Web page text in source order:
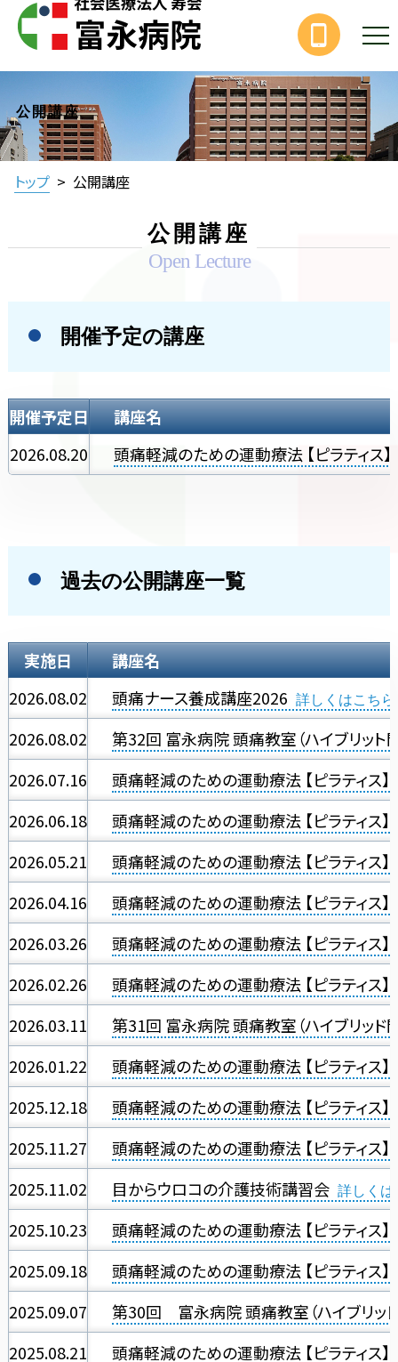
公開講座
トップ > 公開講座
公開講座
Open Lecture
開催予定の講座
開催予定日
講座名
2026.08.20
頭痛軽減のための運動療法 【ピラティス
過去の公開講座一覧
実施日
講座名
2026.08.02
頭痛ナース養成講座2026
2026.08.02
第32回 富永病院 頭痛教室（ハイブリット
2026.07.16
頭痛軽減のための運動療法 【ピラティス】
2026.06.18
頭痛軽減のための運動療法 【ピラティス】
2026.05.21
頭痛軽減のための運動療法 【ピラティス】
2026.04.16
頭痛軽減のための運動療法 【ピラティス】
2026.03.26
頭痛軽減のための運動療法 【ピラティス】
2026.02.26
頭痛軽減のための運動療法 【ピラティス】
2026.03.11
第31回 富永病院 頭痛教室（ハイブリッド
2026.01.22
頭痛軽減のための運動療法 【ピラティス】
2025.12.18
頭痛軽減のための運動療法 【ピラティス】
2025.11.27
頭痛軽減のための運動療法 【ピラティス】
2025.11.02
目からウロコの介護技術講習会
2025.10.23
頭痛軽減のための運動療法 【ピラティス】
2025.09.18
頭痛軽減のための運動療法 【ピラティス】
2025.09.07
第30回 富永病院 頭痛教室（ハイブリッ
2025.08.21
頭痛軽減のための運動療法 【ピラティス】